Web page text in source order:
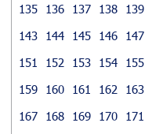
135
136 137 138 139
143
144 145 146 147
151
152 153 154 155
159
160 161 162 163
167
168 169 170 171